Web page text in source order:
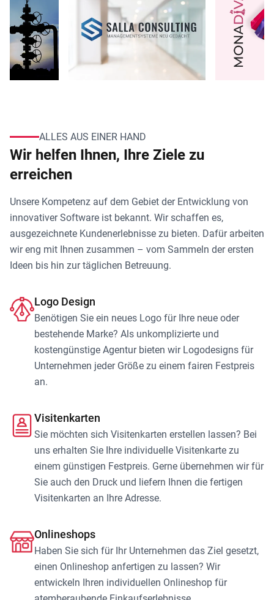
ALLES AUS EINER HAND
Wir helfen Ihnen, Ihre Ziele zu
erreichen
Unsere Kompetenz auf dem Gebiet der Entwicklung von
innovativer Software ist bekannt. Wir schaffen es,
ausgezeichnete Kundenerlebnisse zu bieten. Dafür arbeiten
wir eng mit Ihnen zusammen – vom Sammeln der ersten
Ideen bis hin zur täglichen Betreuung.
Logo Design
Benötigen Sie ein neues Logo für Ihre neue oder
bestehende Marke? Als unkomplizierte und
kostengünstige Agentur bieten wir Logodesigns für
Unternehmen jeder Größe zu einem fairen Festpreis
an.
Visitenkarten
Sie möchten sich Visitenkarten erstellen lassen? Bei
uns erhalten Sie Ihre individuelle Visitenkarte zu
einem günstigen Festpreis. Gerne übernehmen wir für
Sie auch den Druck und liefern Ihnen die fertigen
Visitenkarten an Ihre Adresse.
Onlineshops
Haben Sie sich für Ihr Unternehmen das Ziel gesetzt,
einen Onlineshop anfertigen zu lassen? Wir
entwickeln Ihren individuellen Onlineshop für